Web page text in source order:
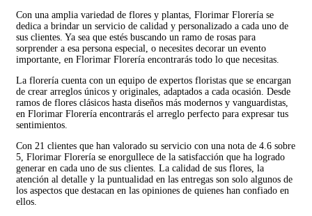
Con una amplia variedad de flores y plantas, Florimar Florería se
dedica a brindar un servicio de calidad y personalizado a cada uno de
sus clientes. Ya sea que estés buscando un ramo de rosas para
sorprender a esa persona especial, o necesites decorar un evento
importante, en Florimar Florería encontrarás todo lo que necesitas.
La florería cuenta con un equipo de expertos floristas que se encargan
de crear arreglos únicos y originales, adaptados a cada ocasión. Desde
ramos de flores clásicos hasta diseños más modernos y vanguardistas,
en Florimar Florería encontrarás el arreglo perfecto para expresar tus
sentimientos.
Con 21 clientes que han valorado su servicio con una nota de 4.6 sobre
5, Florimar Florería se enorgullece de la satisfacción que ha logrado
generar en cada uno de sus clientes. La calidad de sus flores, la
atención al detalle y la puntualidad en las entregas son solo algunos de
los aspectos que destacan en las opiniones de quienes han confiado en
ellos.